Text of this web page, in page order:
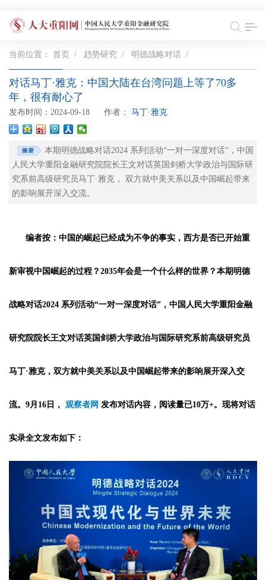
当前位置： 首页 / 趋势研究 / 明德战略对话 /
对话马丁·雅克：中国大陆在台湾问题上等了70多
年，很有耐心了
发布时间：2024-09-18 作者： 马丁·雅克
本期明德战略对话2024 系列活动“一对一深度对话”，中国
人民大学重阳金融研究院院长王文对话英国剑桥大学政治与国际研
究系前高级研究员马丁·雅克， 双方就中美关系以及中国崛起带来
的影响展开深入交流。
编者按：中国的崛起已经成为不争的事实，西方是否已开始重
新审视中国崛起的过程？2035年会是一个什么样的世界？本期 明德
战略对话2024 系列活动“一对一深度对话”，中国人民大学重阳金融
研究院院长王文对话英国剑桥大学政治与国际研究系前高级研究员
马丁·雅克，双方就中美关系以及中国崛起带来的影响展开深入交
流。9月16日， 观察者网 发布对话内容，阅读量已10万+。现将对话
实录全文发布如下：